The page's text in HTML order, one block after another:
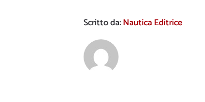
Scritto da:Nautica Editrice